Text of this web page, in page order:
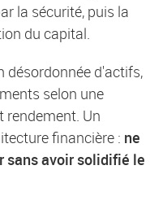
la sécurité, puis la
du capital.
désordonnée d'actifs,
selon une
rendement. Un
financière : ne
sans avoir solidifié le